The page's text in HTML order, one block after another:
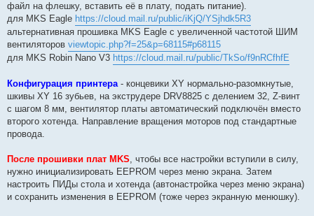
файл на флешку, вставить её в плату, подать питание).
для MKS Eagle https://cloud.mail.ru/public/iKjQ/YSjhdk5R3
альтернативная прошивка MKS Eagle с увеличенной частотой ШИМ
вентиляторов viewtopic.php?f=25&p=68115#p68115
для MKS Robin Nano V3 https://cloud.mail.ru/public/TkSo/f9nRCfhfE
Конфигурация принтера- концевики XY нормально-разомкнутые,
шкивы XY 16 зубьев, на экструдере DRV8825 с делением 32, Z-винт
с шагом 8 мм, вентилятор платы автоматический подключён вместо
второго хотенда. Направление вращения моторов под стандартные
провода.
После прошивки плат MKS, чтобы все настройки вступили в силу,
нужно инициализировать EEPROM через меню экрана. Затем
настроить ПИДы стола и хотенда (автонастройка через меню экрана)
и сохранить изменения в EEPROM (тоже через экранную менюшку).